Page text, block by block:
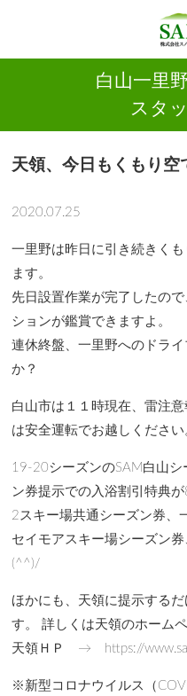
白山一里
スタ
天領、今日もくもり空
2020.07.25
一里野は昨日に引き続きく
ます。
先日設置作業が完了したの
ションが鑑賞できますよ。
連休終盤、一里野へのドラ
か？
白山市は１１時現在、雷注
は安全運転でお越しください
19-20シーズンのSAM白山
ン券提示での入浴割引特典
2スキー場共通シーズン券、
セイモアスキー場シーズン
(^^)/
ほかにも、天領に提示する
す。 詳しくは天領のホーム
天領ＨＰ → https://
※新型コロナウイルス（